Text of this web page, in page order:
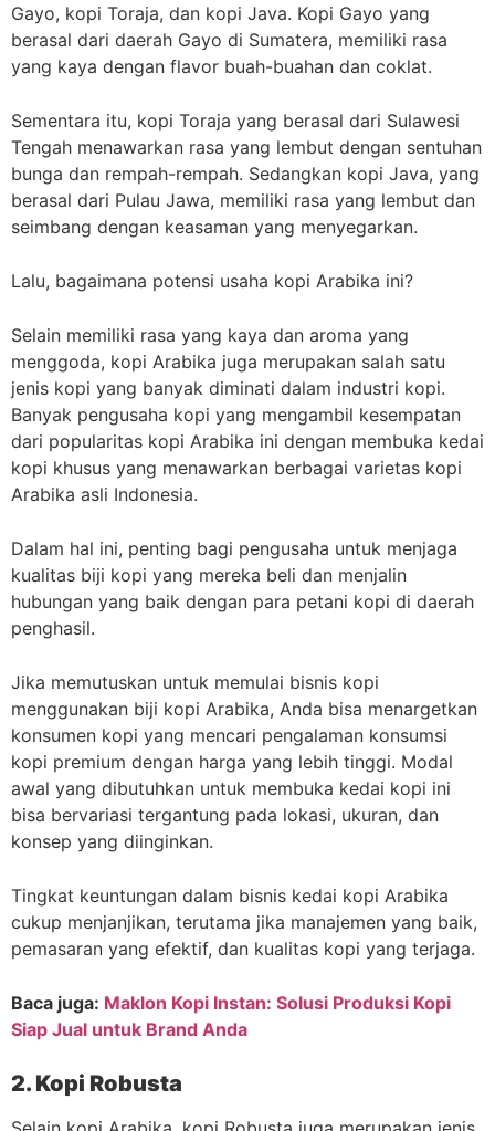
Gayo, kopi Toraja, dan kopi Java. Kopi Gayo yang
berasal dari daerah Gayo di Sumatera, memiliki rasa
yang kaya dengan flavor buah-buahan dan coklat.
Sementara itu, kopi Toraja yang berasal dari Sulawesi
Tengah menawarkan rasa yang lembut dengan sentuhan
bunga dan rempah-rempah. Sedangkan kopi Java, yang
berasal dari Pulau Jawa, memiliki rasa yang lembut dan
seimbang dengan keasaman yang menyegarkan.
Lalu, bagaimana potensi usaha kopi Arabika ini?
Selain memiliki rasa yang kaya dan aroma yang
menggoda, kopi Arabika juga merupakan salah satu
jenis kopi yang banyak diminati dalam industri kopi.
Banyak pengusaha kopi yang mengambil kesempatan
dari popularitas kopi Arabika ini dengan membuka kedai
kopi khusus yang menawarkan berbagai varietas kopi
Arabika asli Indonesia.
Dalam hal ini, penting bagi pengusaha untuk menjaga
kualitas biji kopi yang mereka beli dan menjalin
hubungan yang baik dengan para petani kopi di daerah
penghasil.
Jika memutuskan untuk memulai bisnis kopi
menggunakan biji kopi Arabika, Anda bisa menargetkan
konsumen kopi yang mencari pengalaman konsumsi
kopi premium dengan harga yang lebih tinggi. Modal
awal yang dibutuhkan untuk membuka kedai kopi ini
bisa bervariasi tergantung pada lokasi, ukuran, dan
konsep yang diinginkan.
Tingkat keuntungan dalam bisnis kedai kopi Arabika
cukup menjanjikan, terutama jika manajemen yang baik,
pemasaran yang efektif, dan kualitas kopi yang terjaga.
Baca juga: Maklon Kopi Instan: Solusi Produksi Kopi
Siap Jual untuk Brand Anda
2. Kopi Robusta